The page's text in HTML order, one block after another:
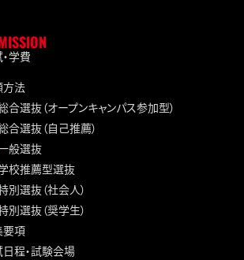
学費
方法
合選抜（オープンキャンパス参加型）
合選抜（自己推薦）
般選抜
校推薦型選抜
別選抜（社会人）
別選抜（奨学生）
要項
日程・試験会場